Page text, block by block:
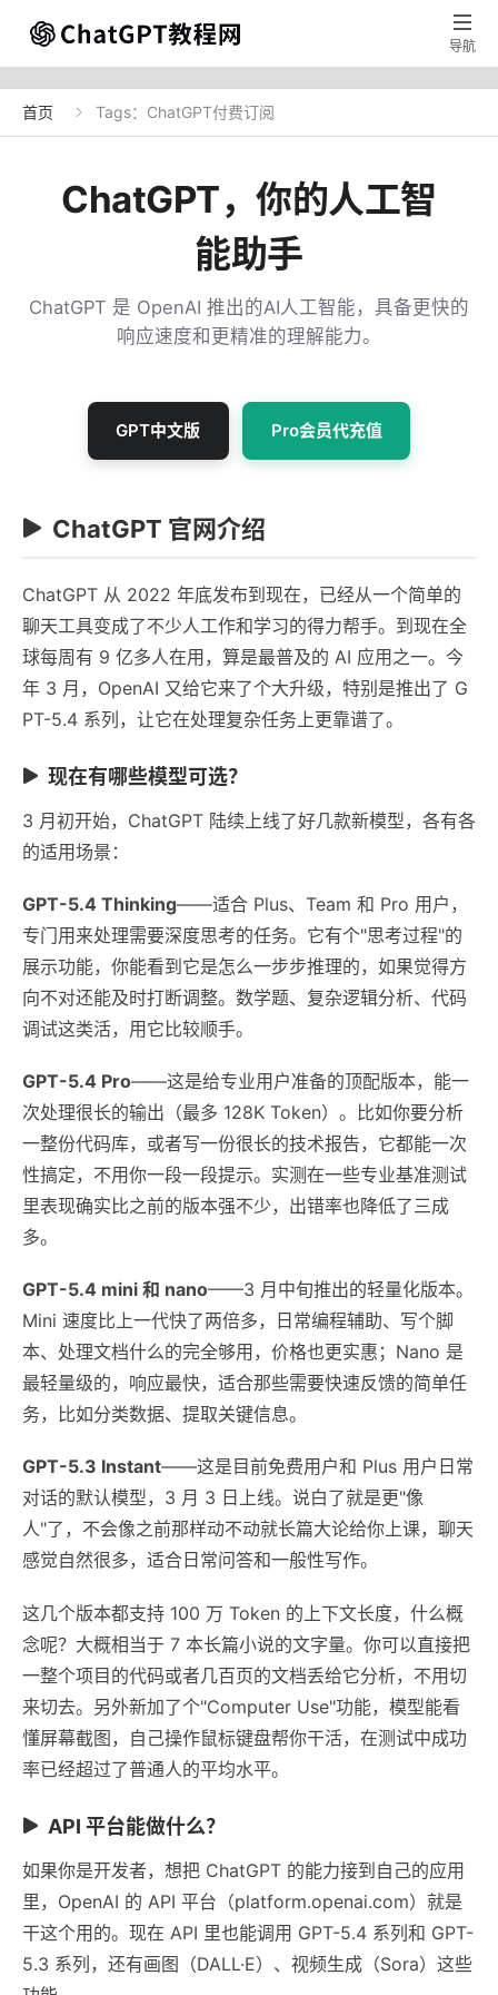

导航
首页  Tags：ChatGPT付费订阅
ChatGPT，你的人工智
能助手
ChatGPT 是 OpenAI 推出的AI人工智能，具备更快的
响应速度和更精准的理解能力。
GPT中文版 Pro会员代充值
ChatGPT 官网介绍
ChatGPT 从 2022 年底发布到现在，已经从一个简单的
聊天工具变成了不少人工作和学习的得力帮手。到现在全
球每周有 9 亿多人在用，算是最普及的 AI 应用之一。今
年 3 月，OpenAI 又给它来了个大升级，特别是推出了 G
PT-5.4 系列，让它在处理复杂任务上更靠谱了。
现在有哪些模型可选？
3 月初开始，ChatGPT 陆续上线了好几款新模型，各有各
的适用场景：
GPT-5.4 Thinking——适合 Plus、Team 和 Pro 用户，
专门用来处理需要深度思考的任务。它有个"思考过程"的
展示功能，你能看到它是怎么一步步推理的，如果觉得方
向不对还能及时打断调整。数学题、复杂逻辑分析、代码
调试这类活，用它比较顺手。
GPT-5.4 Pro——这是给专业用户准备的顶配版本，能一
次处理很长的输出（最多 128K Token）。比如你要分析
一整份代码库，或者写一份很长的技术报告，它都能一次
性搞定，不用你一段一段提示。实测在一些专业基准测试
里表现确实比之前的版本强不少，出错率也降低了三成
多。
GPT-5.4 mini 和 nano——3 月中旬推出的轻量化版本。
Mini 速度比上一代快了两倍多，日常编程辅助、写个脚
本、处理文档什么的完全够用，价格也更实惠；Nano 是
最轻量级的，响应最快，适合那些需要快速反馈的简单任
务，比如分类数据、提取关键信息。
GPT-5.3 Instant——这是目前免费用户和 Plus 用户日常
对话的默认模型，3 月 3 日上线。说白了就是更"像
人"了，不会像之前那样动不动就长篇大论给你上课，聊天
感觉自然很多，适合日常问答和一般性写作。
这几个版本都支持 100 万 Token 的上下文长度，什么概
念呢？大概相当于 7 本长篇小说的文字量。你可以直接把
一整个项目的代码或者几百页的文档丢给它分析，不用切
来切去。另外新加了个"Computer Use"功能，模型能看
懂屏幕截图，自己操作鼠标键盘帮你干活，在测试中成功
率已经超过了普通人的平均水平。
API 平台能做什么？
如果你是开发者，想把 ChatGPT 的能力接到自己的应用
里，OpenAI 的 API 平台（platform.openai.com）就是
干这个用的。现在 API 里也能调用 GPT-5.4 系列和 GPT-
5.3 系列，还有画图（DALL·E）、视频生成（Sora）这些